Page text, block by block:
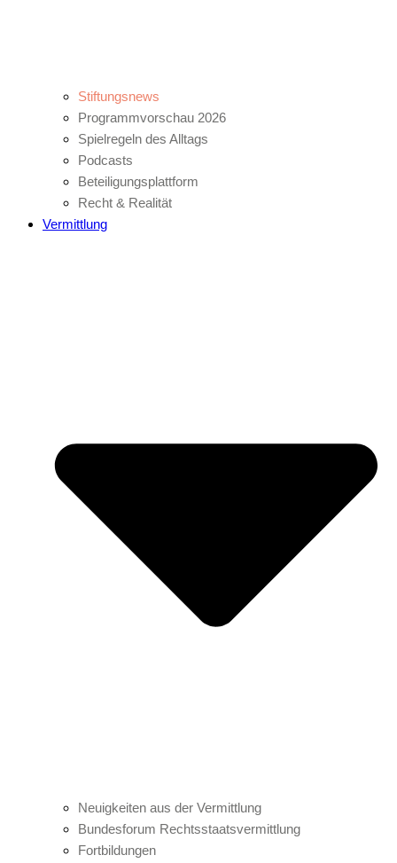
Stiftungsnews
Programmvorschau 2026
Spielregeln des Alltags
Podcasts
Beteiligungsplattform
Recht & Realität
Vermittlung
Neuigkeiten aus der Vermittlung
Bundesforum Rechtsstaatsvermittlung
Fortbildungen